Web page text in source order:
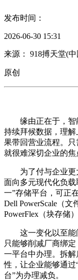
发布时间：
2026-06-30 15:31
来源： 918搏天堂(
原创
缘由正在于，智
持续拜候数据，理
果带回营业流程。
就很难深切企业的焦
为了付与企业更
面向多元现代化负载
一”存储平台，可正
Dell PowerScale（文
PowerFlex（块存储
这一变化以至能
只能够削减厂商绑
一平台中办理。拆
性，让企业能够通
台”为办理减负。